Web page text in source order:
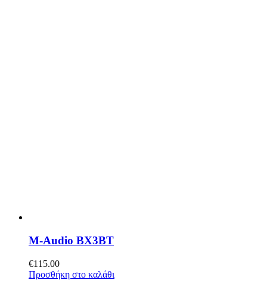
M-Audio BX3BT
€115.00
Προσθήκη στο καλάθι